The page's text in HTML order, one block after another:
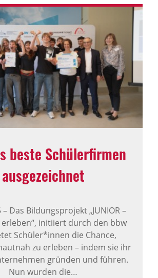
beste Schü­ler­firmen
ausge­zeichnet
– Das Bildungsprojekt „JUNIOR –
initiiert durch den bbw
Schüler*innen die Chance,
zu erleben – indem sie ihr
gründen und führen.
Nun wurden die…